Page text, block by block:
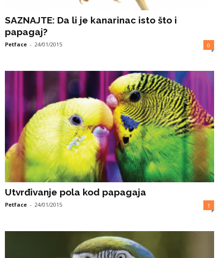
SAZNAJTE: Da li je kanarinac isto što i
papagaj?
Petface - 24/01/2015 0
Utvrđivanje pola kod papagaja
Petface - 24/01/2015 1